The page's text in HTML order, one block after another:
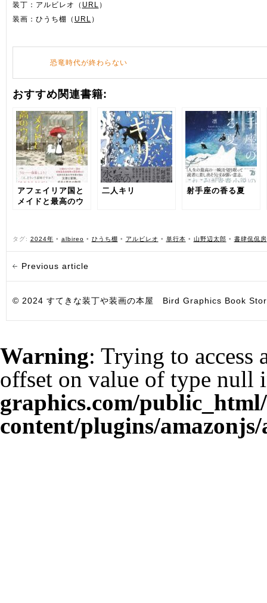
装丁：アルビレオ（ URL ）
装画：ひうち棚（ URL ）
恐竜時代が終わらない
おすすめ関連書籍:
アフェイリア国と
メイドと最高のウ
二人キリ 射手座の香る夏
タグ: 2024年 • albireo • ひうち棚 • アルビレオ • 単行本 • 山野辺太郎 • 書肆侃侃房
Previous article
© 2024 すてきな装丁や装画の本屋 Bird Graphics Book
Warning: Trying to access
offset on value of type null
graphics.com/
content/plugins/